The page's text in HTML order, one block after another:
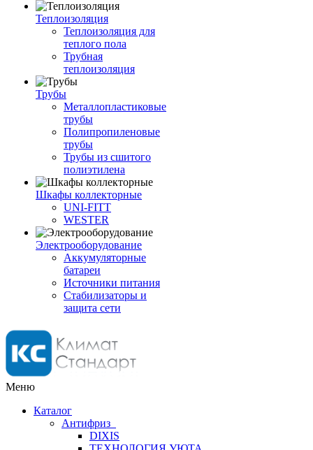
Теплоизоляция
Теплоизоляция для
теплого пола
Трубная
теплоизоляция
Трубы
Металлопластиковые
трубы
Полипропиленовые
трубы
Трубы из сшитого
полиэтилена
Шкафы коллекторные
UNI-FITT
WESTER
Электрооборудование
Аккумуляторные
батареи
Источники питания
Стабилизаторы и
защита сети
Меню
Каталог
Антифриз
DIXIS